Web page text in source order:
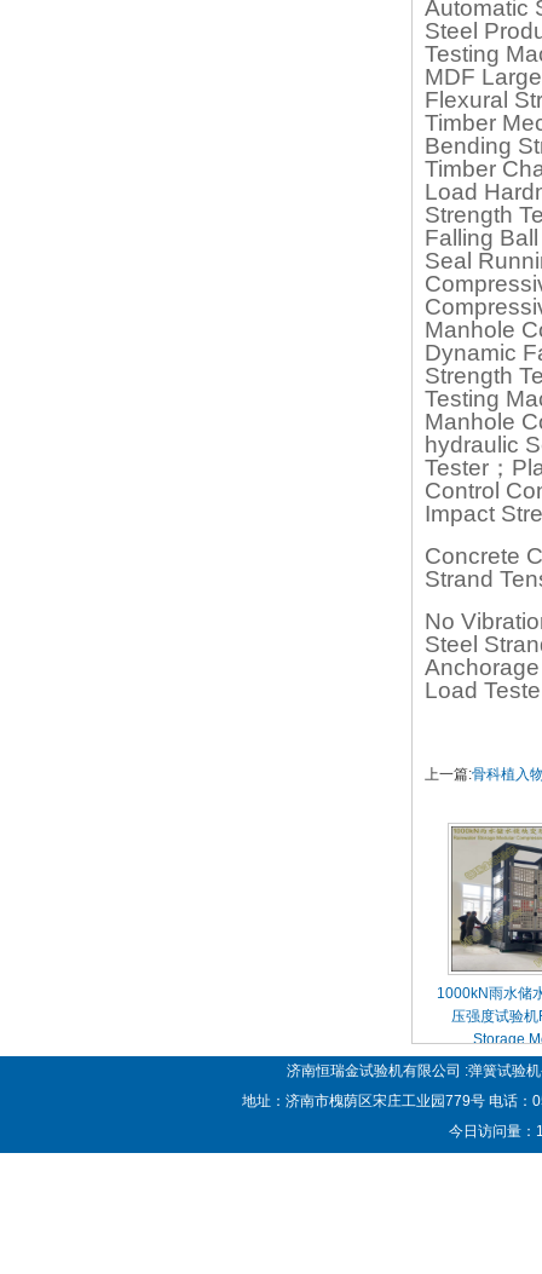
Automatic
Steel
Testing
MDF
Flexural
Timber
Bending
Timber
Load
Strength
Falling
Seal
Manhole
Dynamic
Strength
Testing
Manhole
hydraulic
Tester；
Control
Impact
Concrete
Strand
No
Steel
Load
上一篇:骨科植入
1000kN雨水储
压强度试验
Storage
济南恒瑞金试验机有限公司 :弹簧试验
地址：济南市槐荫区宋庄工业园779号 电话
今日访问量：